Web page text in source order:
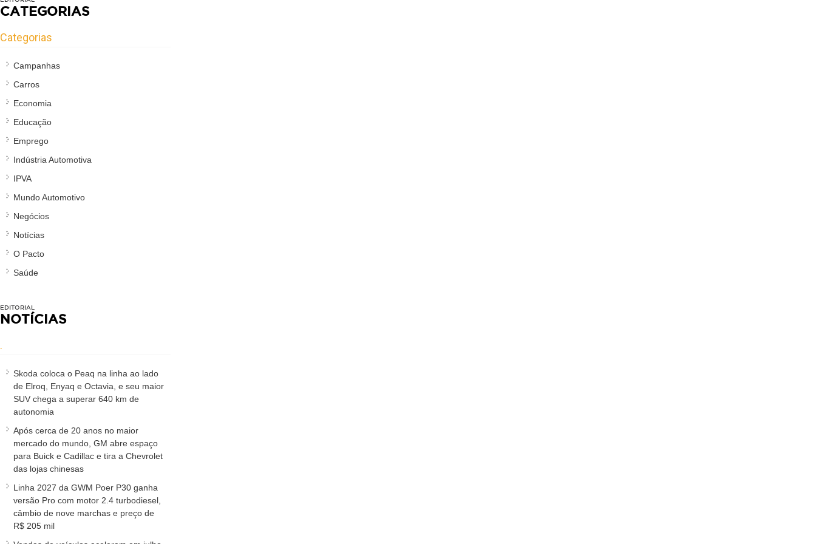
CATEGORIAS
Categorias
Campanhas
Carros
Economia
Educação
Emprego
Indústria Automotiva
IPVA
Mundo Automotivo
Negócios
Notícias
O Pacto
Saúde
EDITORIAL
NOTÍCIAS
.
Skoda coloca o Peaq na linha ao lado
de Elroq, Enyaq e Octavia, e seu maior
SUV chega a superar 640 km de
autonomia
Após cerca de 20 anos no maior
mercado do mundo, GM abre espaço
para Buick e Cadillac e tira a Chevrolet
das lojas chinesas
Linha 2027 da GWM Poer P30 ganha
versão Pro com motor 2.4 turbodiesel,
câmbio de nove marchas e preço de
R$ 205 mil